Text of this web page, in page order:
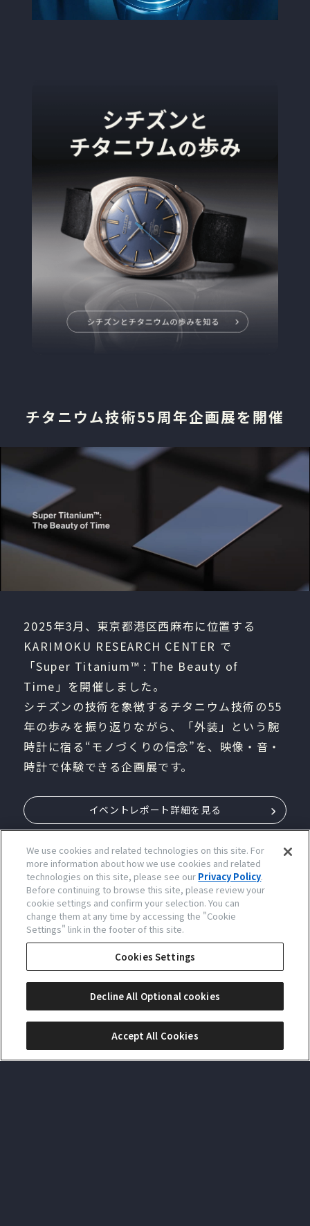
チタニウム技術55周年企画展を開催
2025年3月、東京都港区西麻布に位置する
KARIMOKU RESEARCH CENTER で
「Super Titanium™ : The Beauty of
Time」を開催しました。
シチズンの技術を象徴するチタニウム技術の55
年の歩みを振り返りながら、「外装」という腕
時計に宿る“モノづくりの信念”を、映像・音・
時計で体験できる企画展です。
イベントレポート詳細を見る
シチズンのスーパーチタニウム™はどんな時も
あなたの時間に寄り添い続けます。
人生を共に刻む、相棒を探しにいきましょう。
We use cookies and related technologies on this site. For
more information about how we use cookies and related
technologies on this site, please see our Privacy Policy.
Before continuing to browse this site, please review your
cookie settings and confirm your selection. You can
change them at any time by accessing the "Cookie
Settings" link in the footer of this site.
Cookies Settings
Decline All Optional cookies
Accept All Cookies